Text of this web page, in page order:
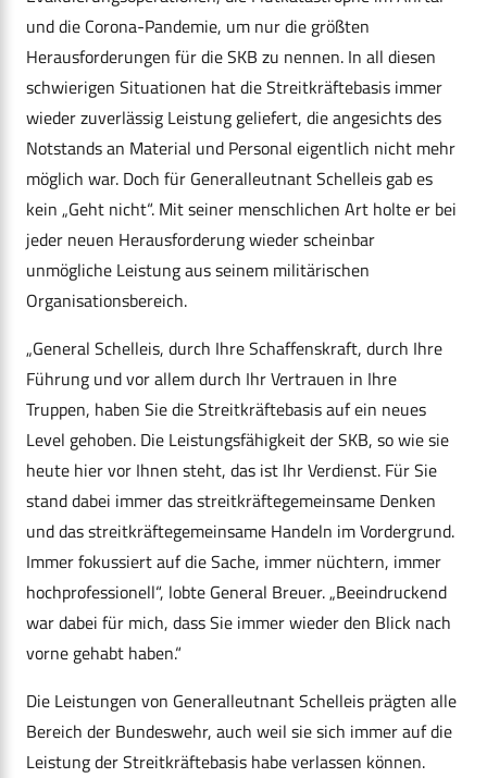
und die Corona-Pandemie, um nur die größten
Herausforderungen für die SKB zu nennen. In all diesen
schwierigen Situationen hat die Streitkräftebasis immer
wieder zuverlässig Leistung geliefert, die angesichts des
Notstands an Material und Personal eigentlich nicht mehr
möglich war. Doch für Generalleutnant Schelleis gab es
kein „Geht nicht“. Mit seiner menschlichen Art holte er bei
jeder neuen Herausforderung wieder scheinbar
unmögliche Leistung aus seinem militärischen
Organisationsbereich.
„General Schelleis, durch Ihre Schaffenskraft, durch Ihre
Führung und vor allem durch Ihr Vertrauen in Ihre
Truppen, haben Sie die Streitkräftebasis auf ein neues
Level gehoben. Die Leistungsfähigkeit der SKB, so wie sie
heute hier vor Ihnen steht, das ist Ihr Verdienst. Für Sie
stand dabei immer das streitkräftegemeinsame Denken
und das streitkräftegemeinsame Handeln im Vordergrund.
Immer fokussiert auf die Sache, immer nüchtern, immer
hochprofessionell“, lobte General Breuer. „Beeindruckend
war dabei für mich, dass Sie immer wieder den Blick nach
vorne gehabt haben.“
Die Leistungen von Generalleutnant Schelleis prägten alle
Bereich der Bundeswehr, auch weil sie sich immer auf die
Leistung der Streitkräftebasis habe verlassen können.